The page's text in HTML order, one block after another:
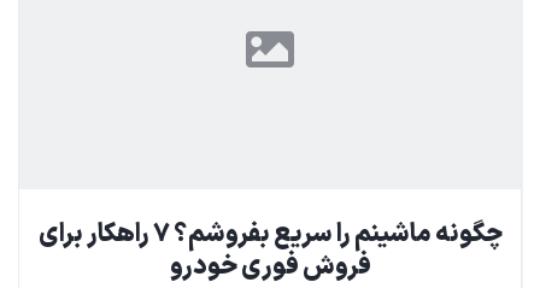
چگونه ماشینم را سریع بفروشم؟ ۷ راهکار برای
فروش فوری خودرو